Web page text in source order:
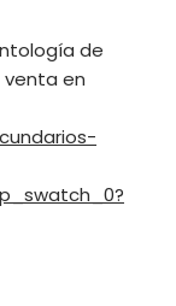
de
venta en